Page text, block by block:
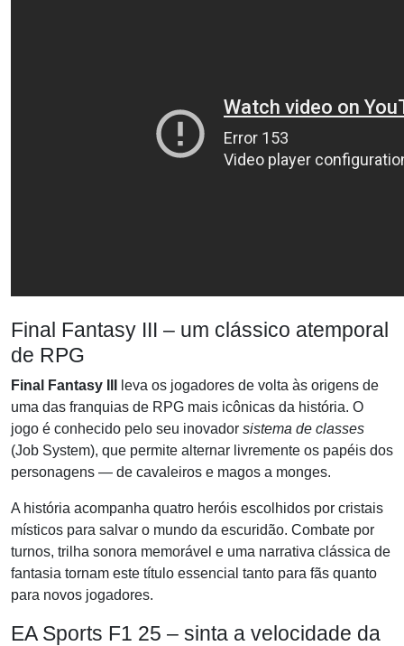
Final Fantasy III – um clássico atemporal
de RPG
Final Fantasy III
leva os jogadores de volta às origens de
uma das franquias de RPG mais icônicas da história. O
jogo é conhecido pelo seu inovador sistema de classes
(Job System), que permite alternar livremente os papéis dos
personagens — de cavaleiros e magos a monges.
A história acompanha quatro heróis escolhidos por cristais
místicos para salvar o mundo da escuridão. Combate por
turnos, trilha sonora memorável e uma narrativa clássica de
fantasia tornam este título essencial tanto para fãs quanto
para novos jogadores.
EA Sports F1 25 – sinta a velocidade da